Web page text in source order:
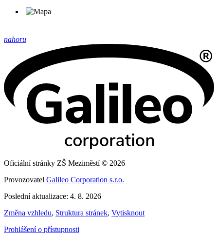
nahoru
Oficiální stránky ZŠ Meziměstí © 2026
Provozovatel Galileo Corporation s.r.o.
Poslední aktualizace: 4. 8. 2026
Změna vzhledu, Struktura stránek, Vytisknout
Prohlášení o přístupnosti